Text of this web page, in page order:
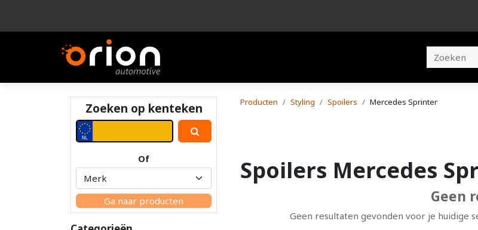
Zoeken op kenteken
Of
Ga naar producten
Producten Styling Spoilers Mercedes Sprinter
Spoilers Mercedes
Geen
Geen resultaten gevonden voor je huidige